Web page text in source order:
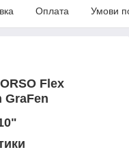
Оплата Умови
Flex
GraFen